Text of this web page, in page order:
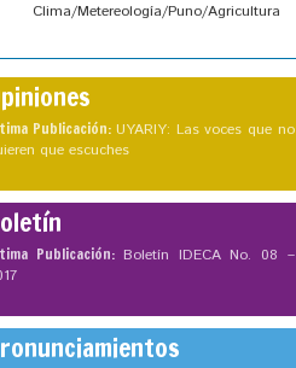
Clima/Metereología/Puno/Agricultura
Publicación: UYARIY: Las voces que no
que escuches
Publicación: Boletín IDECA No. 08 –